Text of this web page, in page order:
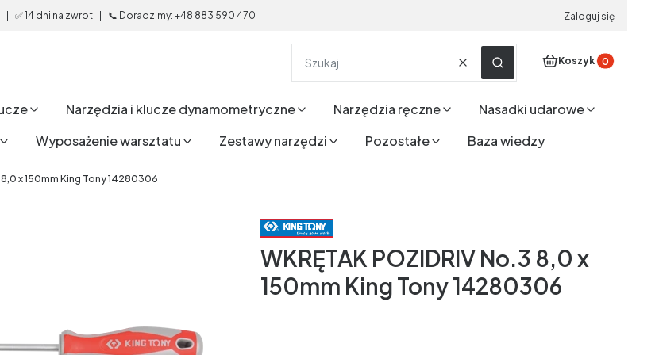
✅ 14 dni na zwrot | 📞 Doradzimy: +48 883 590 470 Zaloguj się
WyczyśćSzukaj
Produkty w
Koszyk
Narzędzia i klucze dynamometryczne Narzędzia ręczne
Nasadki udarowe
Wyposażenie warsztatu Zestawy narzędzi Pozostałe
Baza wiedzy
8,0 x 150mm King Tony 14280306
WKRĘTAK POZIDRIV No.3 8,0 x
150mm King Tony 14280306